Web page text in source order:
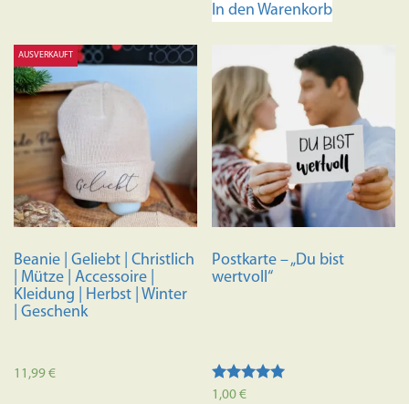
In den Warenkorb
AUSVERKAUFT
Beanie | Geliebt | Christlich
| Mütze | Accessoire |
Kleidung | Herbst | Winter
| Geschenk
11,99€
Postkarte – „Du bist
wertvoll“
Bewertet mit
1,00€